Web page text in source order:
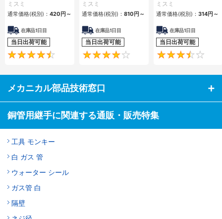
ミスミ
通常価格(税別)： 420円～
在庫品1日目
当日出荷可能
4.4
ミスミ
通常価格(税別)： 810円～
在庫品1日目
当日出荷可能
4.1
ミスミ
通常価格(税別)： 314円～
在庫品1日目
当日出荷可能
メカニカル部品技術窓口
銅管用継手に関連する通販・販売特集
工具 モンキー
白 ガス 管
ウォーター シール
ガス管 白
隔壁